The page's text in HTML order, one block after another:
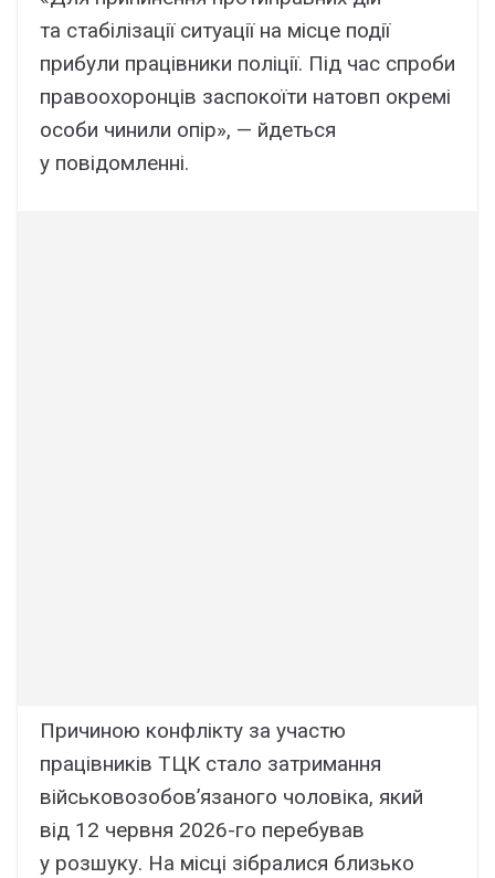
та стабілізації ситуації на місце події
прибули працівники поліції. Під час спроби
правоохоронців заспокоїти натовп окремі
особи чинили опір», — йдеться
у повідомленні.
Причиною конфлікту за участю
працівників ТЦК стало затримання
військовозобов’язаного чоловіка, який
від 12 червня 2026-го перебував
у розшуку. На місці зібралися близько